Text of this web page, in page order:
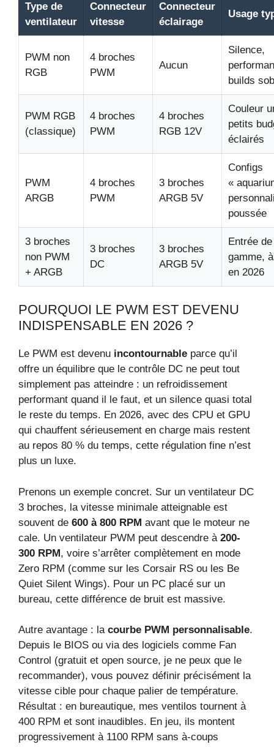
Type de
ventilateur
Connecteur
vitesse
Connecteur
éclairage
Usage
PWM non
RGB
4 broches
PWM
Aucun
Silence,
builds
PWM RGB
(classique)
4 broches
PWM
4 broches
RGB 12V
Couleur
petits
éclairés
PWM
ARGB
4 broches
PWM
3 broches
ARGB 5V
Configs
«
poussée
3 broches
non PWM
+ ARGB
3 broches
DC
3 broches
ARGB 5V
Entrée de
gamme,
en 2026
POURQUOI LE PWM EST DEVENU
INDISPENSABLE EN 2026 ?
Le PWM est devenu incontournable parce qu’il
offre un équilibre que le contrôle DC ne peut tout
simplement pas atteindre : un refroidissement
performant quand il le faut, et un silence quasi total
le reste du temps. En 2026, avec des CPU et GPU
qui chauffent sérieusement en charge mais restent
au repos 80 % du temps, cette régulation fine n’est
plus un luxe.
Prenons un exemple concret. Sur un ventilateur DC
3 broches, la vitesse minimale atteignable est
souvent de 600 à 800 RPM avant que le moteur ne
cale. Un ventilateur PWM peut descendre à 200-
300 RPM, voire s’arrêter complètement en mode
Zero RPM (comme sur les Corsair RS ou les Be
Quiet Silent Wings). Pour un PC placé sur un
bureau, cette différence de bruit est massive.
Autre avantage : la courbe PWM personnalisable.
Depuis le BIOS ou via des logiciels comme Fan
Control (gratuit et open source, je ne peux que le
recommander), vous pouvez définir précisément la
vitesse cible pour chaque palier de température.
Résultat : en bureautique, mes ventilos tournent à
400 RPM et sont inaudibles. En jeu, ils montent
progressivement à 1100 RPM sans à-coups